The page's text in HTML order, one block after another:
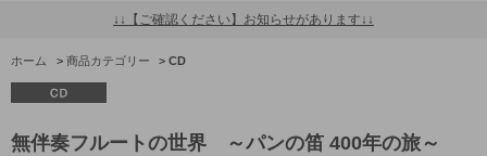
↓↓【ご確認ください】お知らせがあります↓↓
ホーム > 商品カテゴリー > CD
無伴奏フルートの世界 ～パンの笛 400年の旅～